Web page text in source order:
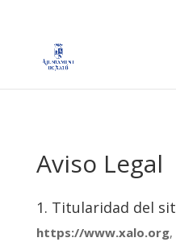
Aviso Legal
1. Titularidad del
https://www.xalo.org,